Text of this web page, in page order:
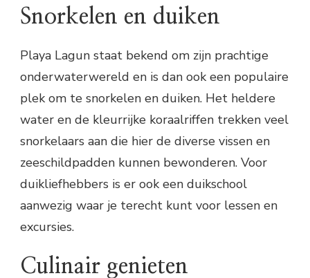
Snorkelen en duiken
Playa Lagun staat bekend om zijn prachtige
onderwaterwereld en is dan ook een populaire
plek om te snorkelen en duiken. Het heldere
water en de kleurrijke koraalriffen trekken veel
snorkelaars aan die hier de diverse vissen en
zeeschildpadden kunnen bewonderen. Voor
duikliefhebbers is er ook een duikschool
aanwezig waar je terecht kunt voor lessen en
excursies.
Culinair genieten